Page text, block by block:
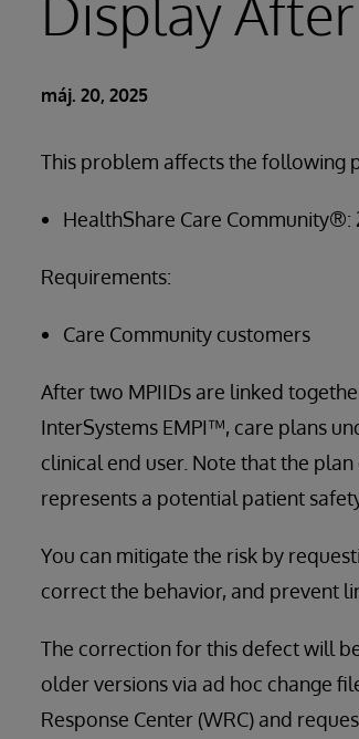
máj. 20, 2025
This problem affects the following
HealthShare Care Community®:
Requirements:
Care Community customers
After two MPIIDs are linked
InterSystems EMPI™, care plans
clinical end user. Note that the
represents a potential patient
You can mitigate the risk by
correct the behavior, and prevent
The correction for this defect will
older versions via ad hoc change
Response Center (WRC) and